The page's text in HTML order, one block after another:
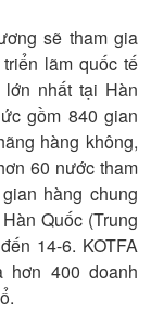
sẽ tham gia
lãm quốc tế
nhất tại Hàn
gồm 840 gian
hàng không,
60 nước tham
hàng chung
Quốc (Trung
14-6. KOTFA
hơn 400 doanh